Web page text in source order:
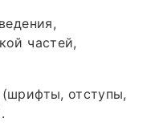
частей,
отступы,